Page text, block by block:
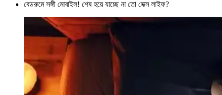
বেডরুমে সঙ্গী মোবাইল! শেষ হয়ে যাচ্ছে না তো সেক্স লাইফ?